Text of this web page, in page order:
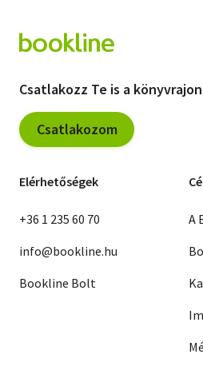
Csatlakozz Te is a
Csatlakozom
Elérhetőségek
+36 1 235 60 70
info@bookline.hu
Bookline Bolt
A